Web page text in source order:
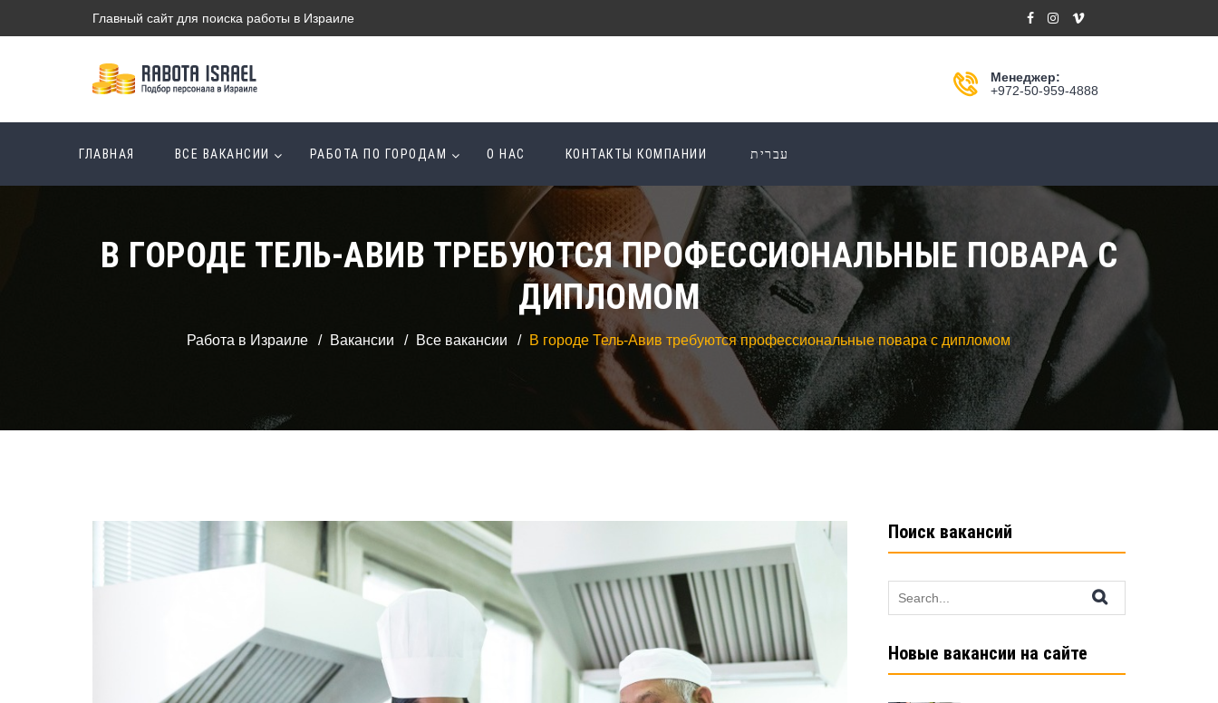
Главный сайт для поиска работы в Израиле
Менеджер:
+972-50-959-4888
ГЛАВНАЯ ВСЕ ВАКАНСИИ РАБОТА ПО ГОРОДАМ О НАС КОНТАКТЫ КОМПАНИИ עברית
В ГОРОДЕ ТЕЛЬ-АВИВ ТРЕБУЮТСЯ ПРОФЕССИОНАЛЬНЫЕ ПОВАРА С
ДИПЛОМОМ
Работа в Израиле Вакансии Все вакансии В городе Тель-Авив требуются профессиональные повара с дипломом
Поиск вакансий
for:
Новые вакансии на сайте